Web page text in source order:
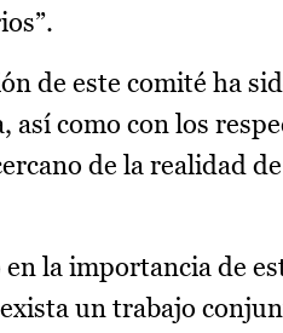
de este comité ha
como con los
de la realidad
la importancia de
un trabajo